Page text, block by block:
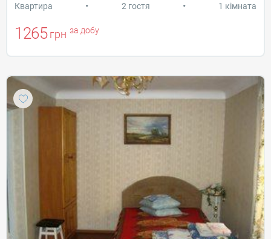
Квартира • 2 гостя • 1 кімната
1265 грн за добу